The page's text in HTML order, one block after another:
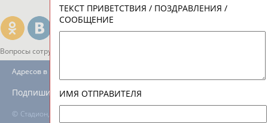
Вопросы сотрудничества и совместной деятельности
© Стадион, 1998-2026
Адресов в новостной рассылке: 996
Подпишись
ТЕКСТ ПРИВЕТСТВИЯ / ПОЗДРАВЛЕНИЯ /
СООБЩЕНИЕ
ИМЯ ОТПРАВИТЕЛЯ